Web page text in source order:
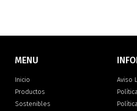
MENU
Inicio
Productos
Sostenibles
Aviso